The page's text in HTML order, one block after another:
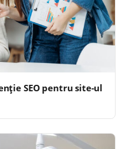
SEO pentru site-ul